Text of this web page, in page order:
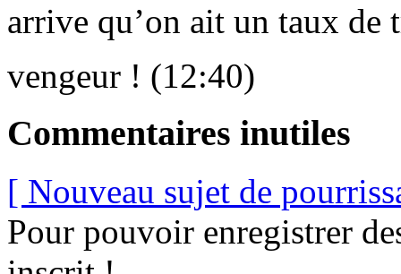
arrive qu’on ait un taux de
vengeur ! (12:40)
Commentaires inutiles
[ Nouveau sujet de
Pour pouvoir enregistrer